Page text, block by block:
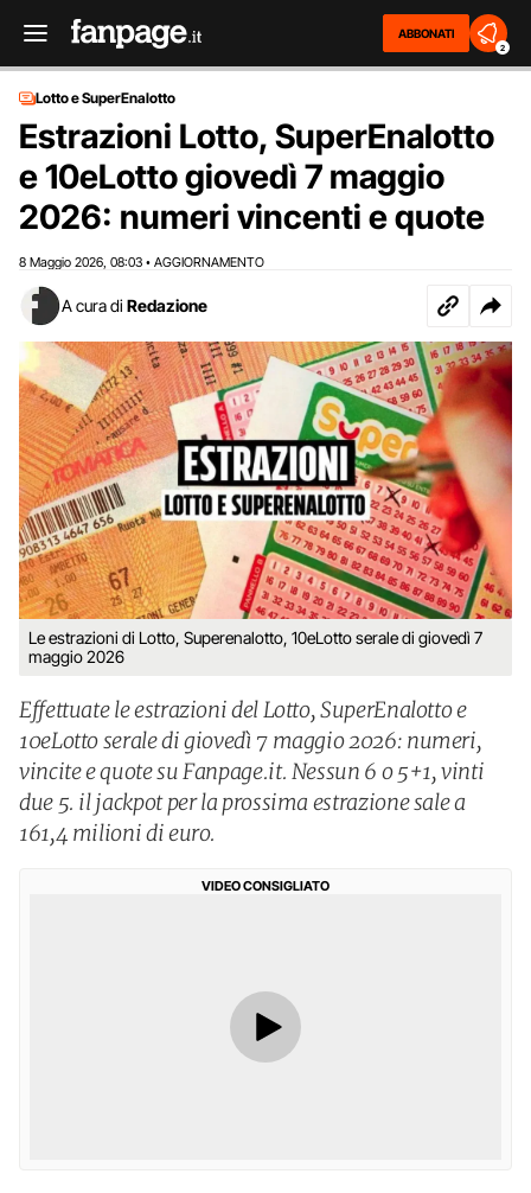
ABBONATI
2
Lotto e SuperEnalotto
Estrazioni Lotto, SuperEnalotto
e 10eLotto giovedì 7 maggio
2026: numeri vincenti e quote
8 Maggio 2026 08:03 • AGGIORNAMENTO
A cura di Redazione
Le estrazioni di Lotto, Superenalotto, 10eLotto serale di giovedì 7
maggio 2026
Effettuate le estrazioni del Lotto, SuperEnalotto e
10eLotto serale di giovedì 7 maggio 2026: numeri,
vincite e quote su Fanpage.it. Nessun 6 o 5+1, vinti
due 5. il jackpot per la prossima estrazione sale a
161,4 milioni di euro.
VIDEO CONSIGLIATO